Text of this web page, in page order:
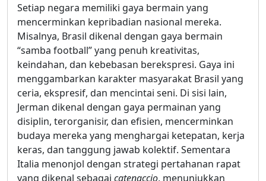
Setiap negara memiliki gaya bermain yang
mencerminkan kepribadian nasional mereka.
Misalnya, Brasil dikenal dengan gaya bermain
“samba football” yang penuh kreativitas,
keindahan, dan kebebasan berekspresi. Gaya ini
menggambarkan karakter masyarakat Brasil yang
ceria, ekspresif, dan mencintai seni. Di sisi lain,
Jerman dikenal dengan gaya permainan yang
disiplin, terorganisir, dan efisien, mencerminkan
budaya mereka yang menghargai ketepatan, kerja
keras, dan tanggung jawab kolektif. Sementara
Italia menonjol dengan strategi pertahanan rapat
yang dikenal sebagai catenaccio, menunjukkan